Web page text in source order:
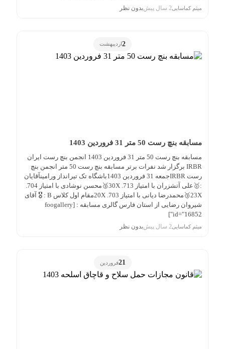
میثم کماسایی2 سال پیش بدون نظر
2اردیبهشت
مسابقه بنچ رست 50 متر 31 فروردین 1403
مسابقه بنچ رست 50 متر 31 فروردین 1403 انجمن بنچ رست ایران
IRBR برگزار شد نفرات برتر مسابقه بنچ رست 50 متر انجمن بنچ
رست IRBRجمعه 31 فروردین 1403باشگاه تک تیرانداز ورامینآقایان
:🥇علی آتشزران با امتیاز 713. 30X🥈محسن نوشادی با امتیاز 704.
23X🥉محمدرضا دیانی با امتیاز 703. 20Xمقام اول کلاس B : 🎖 آقای
شیروان رضایی از استان فارس گالری مسابقه : [foogallery
id="16852"]
میثم کماسایی2 سال پیش بدون نظر
21فروردین